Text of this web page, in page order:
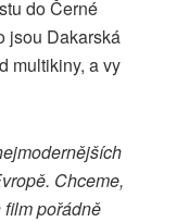
do Černé
jsou Dakarská
multikiny, a vy
Chceme,
pořádně